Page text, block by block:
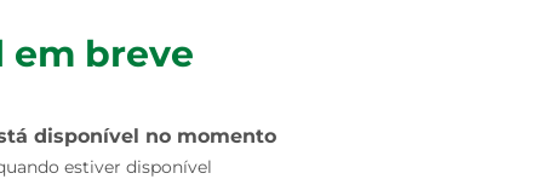
em breve
disponível no momento
estiver disponível